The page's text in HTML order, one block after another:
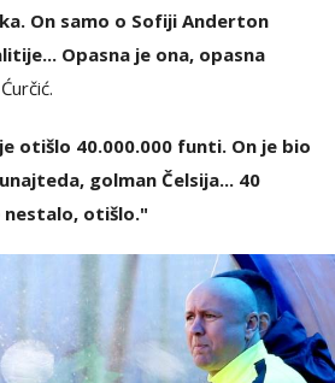
On samo o Sofiji Anderton
Opasna je ona, opasna
otišlo 40.000.000 funti. On je bio
golman Čelsija... 40
nestalo, otišlo."